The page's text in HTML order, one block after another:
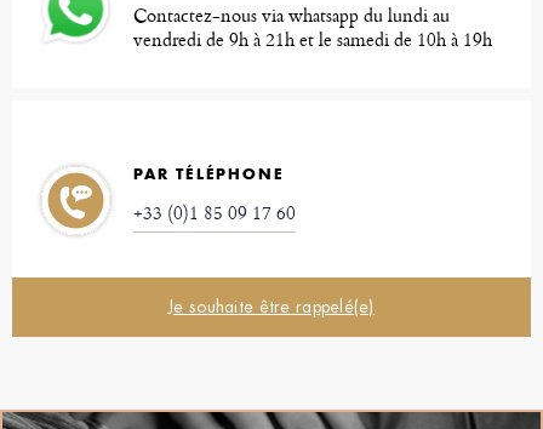
Contactez-nous via whatsapp du lundi au
vendredi de 9h à 21h et le samedi de 10h à 19h
PAR TÉLÉPHONE
+33 (0)1 85 09 17 60
Je souhaite être rappelé(e)